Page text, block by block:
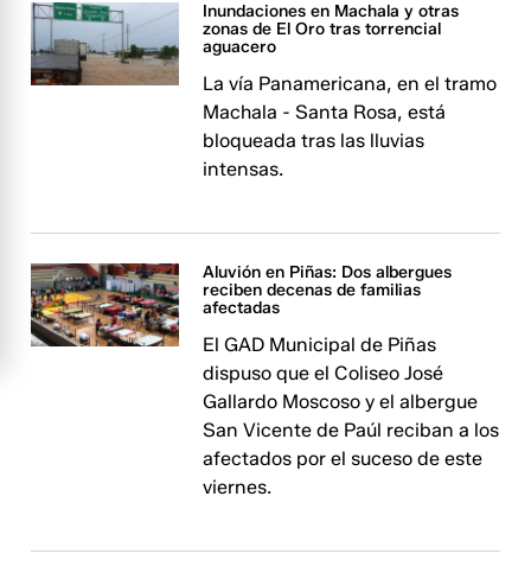
Inundaciones en Machala y otras
zonas de El Oro tras torrencial
aguacero
La vía Panamericana, en el tramo
Machala - Santa Rosa, está
bloqueada tras las lluvias
intensas.
Aluvión en Piñas: Dos albergues
reciben decenas de familias
afectadas
El GAD Municipal de Piñas
dispuso que el Coliseo José
Gallardo Moscoso y el albergue
San Vicente de Paúl reciban a los
afectados por el suceso de este
viernes.